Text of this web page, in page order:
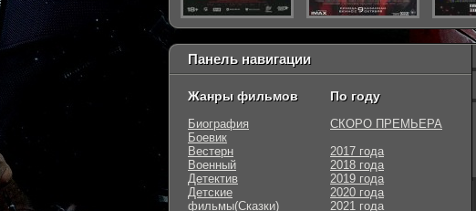
Панель навигации
Жанры фильмов
Биография
Боевик
Вестерн
Военный
Детектив
Детские
фильмы(Сказки)
По году
СКОРО ПРЕМЬЕРА
2017 года
2018 года
2019 года
2020 года
2021 года